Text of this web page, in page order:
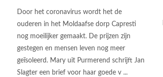
Door het coronavirus wordt het de
ouderen in het Moldaafse dorp Capresti
nog moeilijker gemaakt. De prijzen zijn
gestegen en mensen leven nog meer
geïsoleerd. Mary uit Purmerend schrijft Jan
Slagter een brief voor haar goede v ...